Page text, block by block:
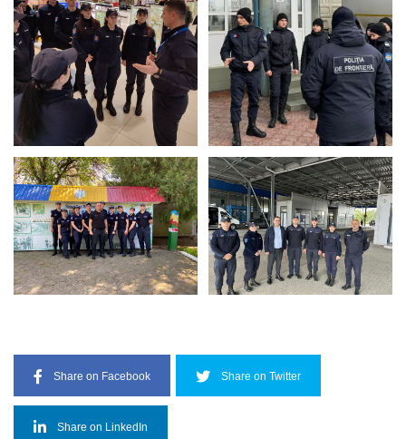
Share on Facebook Share on Twitter
Share on LinkedIn